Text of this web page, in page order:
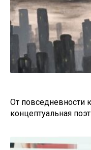
От повседневности
концептуальная